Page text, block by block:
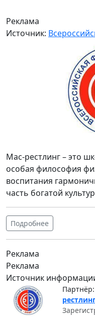
Реклама
Источник:
Мас-рестлинг – это
особая философия
воспитания
часть богатой
Подробнее
Реклама
Реклама
Источник
Партнёр: